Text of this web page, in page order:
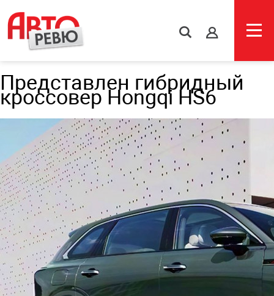
s
Представлен гибридный
кроссовер Hongqi HS6